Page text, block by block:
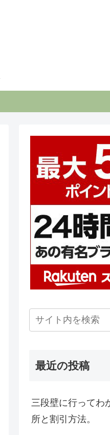
最近の投稿
三段壁に行ってわ
所と割引方法。